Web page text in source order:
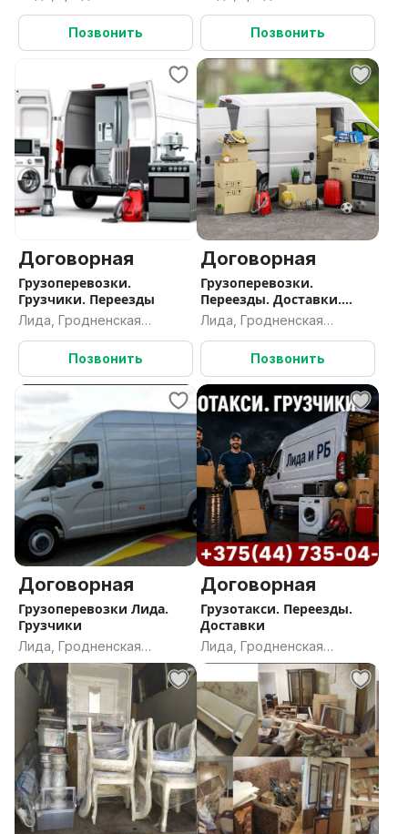
Грузоперевозки Берёзовка
область
Позвонить
область
Позвонить
Договорная
Грузоперевозки.
Грузчики. Переезды
Лида, Гродненская
область
Позвонить
Договорная
Грузоперевозки.
Переезды. Доставки.
Грузчики
Лида, Гродненская
область
Позвонить
Договорная
Грузоперевозки Лида.
Грузчики
Лида, Гродненская
область
Договорная
Грузотакси. Переезды.
Доставки
Лида, Гродненская
область